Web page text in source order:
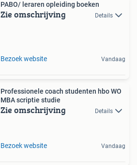
PABO/ leraren opleiding boeken
Zie omschrijving Details
Bezoek website Vandaag
Professionele coach studenten hbo WO
MBA scriptie studie
Zie omschrijving Details
Bezoek website Vandaag